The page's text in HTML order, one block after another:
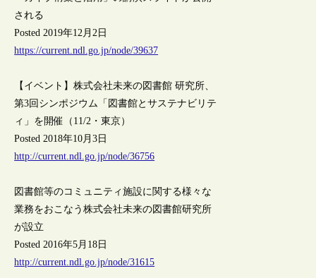
される
Posted 2019年12月2日
https://current.ndl.go.jp/node/39637
【イベント】株式会社未来の図書館 研究所、
第3回シンポジウム「図書館とサステナビリテ
ィ」を開催（11/2・東京）
Posted 2018年10月3日
http://current.ndl.go.jp/node/36756
図書館等のコミュニティ施設に関する様々な
業務をおこなう株式会社未来の図書館研究所
が設立
Posted 2016年5月18日
http://current.ndl.go.jp/node/31615